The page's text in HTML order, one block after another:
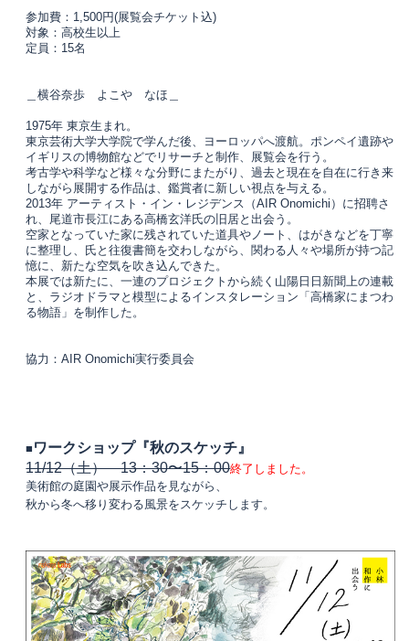
参加費：1,500円(展覧会チケット込)
対象：高校生以上
定員：15名
＿横谷奈歩 よこや なほ＿
1975年 東京生まれ。
東京芸術大学大学院で学んだ後、ヨーロッパへ渡航。ポンペイ遺跡や
イギリスの博物館などでリサーチと制作、展覧会を行う。
考古学や科学など様々な分野にまたがり、過去と現在を自在に行き来
しながら展開する作品は、鑑賞者に新しい視点を与える。
2013年 アーティスト・イン・レジデンス（AIR Onomichi）に招聘さ
れ、尾道市長江にある高橋玄洋氏の旧居と出会う。
空家となっていた家に残されていた道具やノート、はがきなどを丁寧
に整理し、氏と往復書簡を交わしながら、関わる人々や場所が持つ記
憶に、新たな空気を吹き込んできた。
本展では新たに、一連のプロジェクトから続く山陽日日新聞上の連載
と、ラジオドラマと模型によるインスタレーション「高橋家にまつわ
る物語」を制作した。
協力：AIR Onomichi実行委員会
■ ワークショップ『秋のスケッチ』
11/12（土） 13：30〜15：00終了しました。
美術館の庭園や展示作品を見ながら、
秋から冬へ移り変わる風景をスケッチします。